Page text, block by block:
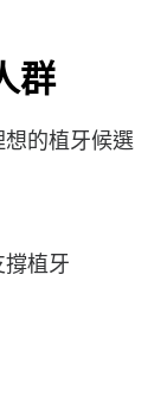
群
的植牙候選
植牙